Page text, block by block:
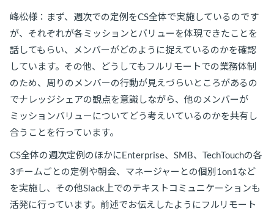
峰松様：まず、週次での定例をCS全体で実施しているのです
が、それぞれが各ミッションとバリューを体現できたことを
話してもらい、メンバーがどのように捉えているのかを確認
しています。その他、どうしてもフルリモートでの業務体制
のため、周りのメンバーの行動が見えづらいところがあるの
でナレッジシェアの観点を意識しながら、他のメンバーが
ミッションバリューについてどう考えいているのかを共有し
合うことを行っています。
CS全体の週次定例のほかにEnterprise、SMB、TechTouchの各
3チームごとの定例や朝会、マネージャーとの個別1on1など
を実施し、その他Slack上でのテキストコミュニケーションも
活発に行っています。前述でお伝えしたようにフルリモート